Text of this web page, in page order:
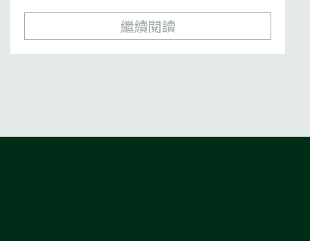
繼續閱讀